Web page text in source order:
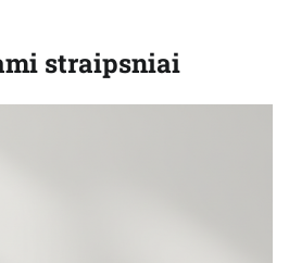
straipsniai